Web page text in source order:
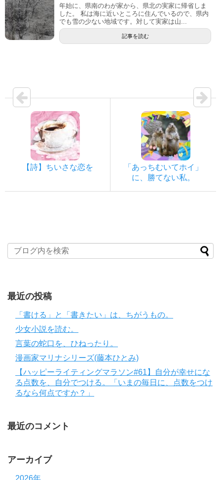
年始に、県南のわが家から、県北の実家に帰省しま
した。 私は海に近いところに住んでいるので、県内
でも雪の少ない地域です。対して実家は山...
記事を読む
【詩】ちいさな恋を
「あっちむいてホイ」
に、勝てない私。
最近の投稿
「書ける」と「書きたい」は、ちがうもの。
少女小説を読む。
言葉の蛇口を、ひねったり。
漫画家マリナシリーズ(藤本ひとみ)
【ハッピーライティングマラソン#61】自分が幸せにな
る点数を、自分でつける。「いまの毎日に、点数をつけ
るなら何点ですか？」
最近のコメント
アーカイブ
2026年